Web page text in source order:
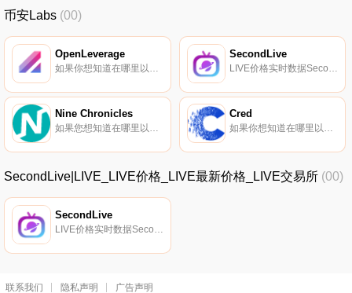
币安Labs (00)
OpenLeverage SecondLive
Nine Chronicles
如果您想知道在哪里以当前价格购买Nine Chronicles,目前交易｛WNCGnname｝股票的顶级加密货币交易所是OKX、DigiFinex、BingX、KuCoin和Gate.io。您可以在我们的加密货币交易所页面上找到其他交易所.
Cred
如果你想知道在哪里以当前价格购买Cred,目前交易{Cred]股票的顶级加密货币交易所是OKX、Gate.io、MEXC、BitUBU和BitGlobal。您可以在我们的加密货币交易所页面上找到其他列表。Cred（LBA）是一种加密货币,在以太坊平台上运行.
SecondLive|LIVE_LIVE价格_LIVE最新价格_LIVE交易所 (00)
SecondLive
LIVE价格实时数据SecondLive是一个多元化的元宇宙,专注于建立社交网络和支持创作者的经济活动。在元宇宙中,用户可以创造自己的数字生活——创建自己的化身,选择居住和生活的空间。在虚拟展览、个人空间、美术馆、游戏室和音乐厅等不同空间中,用户可以使用化身完成不同的任务.
联系我们 隐私声明 广告声明